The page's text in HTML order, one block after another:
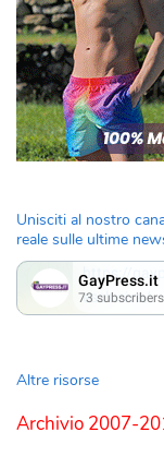
Unisciti al nostro
reale sulle ultime
Altre risorse
Archivio 2007-